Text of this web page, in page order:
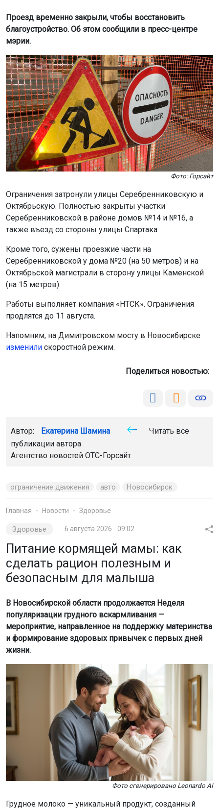
Проезд временно закрыли, чтобы восстановить
благоустройство. Об этом сообщили в пресс-центре
мэрии.
Фото: Горсайт
Ограничения затронули улицы Серебренниковскую и
Октябрьскую. Полностью закрыты участки
Серебренниковской в районе домов №14 и №16, а
также въезд со стороны улицы Спартака.
Кроме того, сужены проезжие части на
Серебренниковской у дома №20 (на 50 метров) и на
Октябрьской магистрали в сторону улицы Каменской
(на 15 метров).
Работы выполняет компания «НТСК». Ограничения
продлятся до 11 августа.
Напомним, на Димитровском мосту в Новосибирске
изменили скоростной режим.
Поделиться новостью:
Автор: Екатерина Шамина
Читать все
публикации автора
Агентство новостей ОТС-Горсайт
ограничение движения авто Новосибирск
Главная Новости Здоровье
Здоровье 6 августа 2026 - 09:02
Питание кормящей мамы: как
сделать рацион полезным и
безопасным для малыша
В Новосибирской области продолжается Неделя
популяризации грудного вскармливания —
мероприятие, направленное на поддержку материнства
и формирование здоровых привычек с первых дней
жизни.
Фото сгенерировано Leonardo AI
Грудное молоко — уникальный продукт, созданный